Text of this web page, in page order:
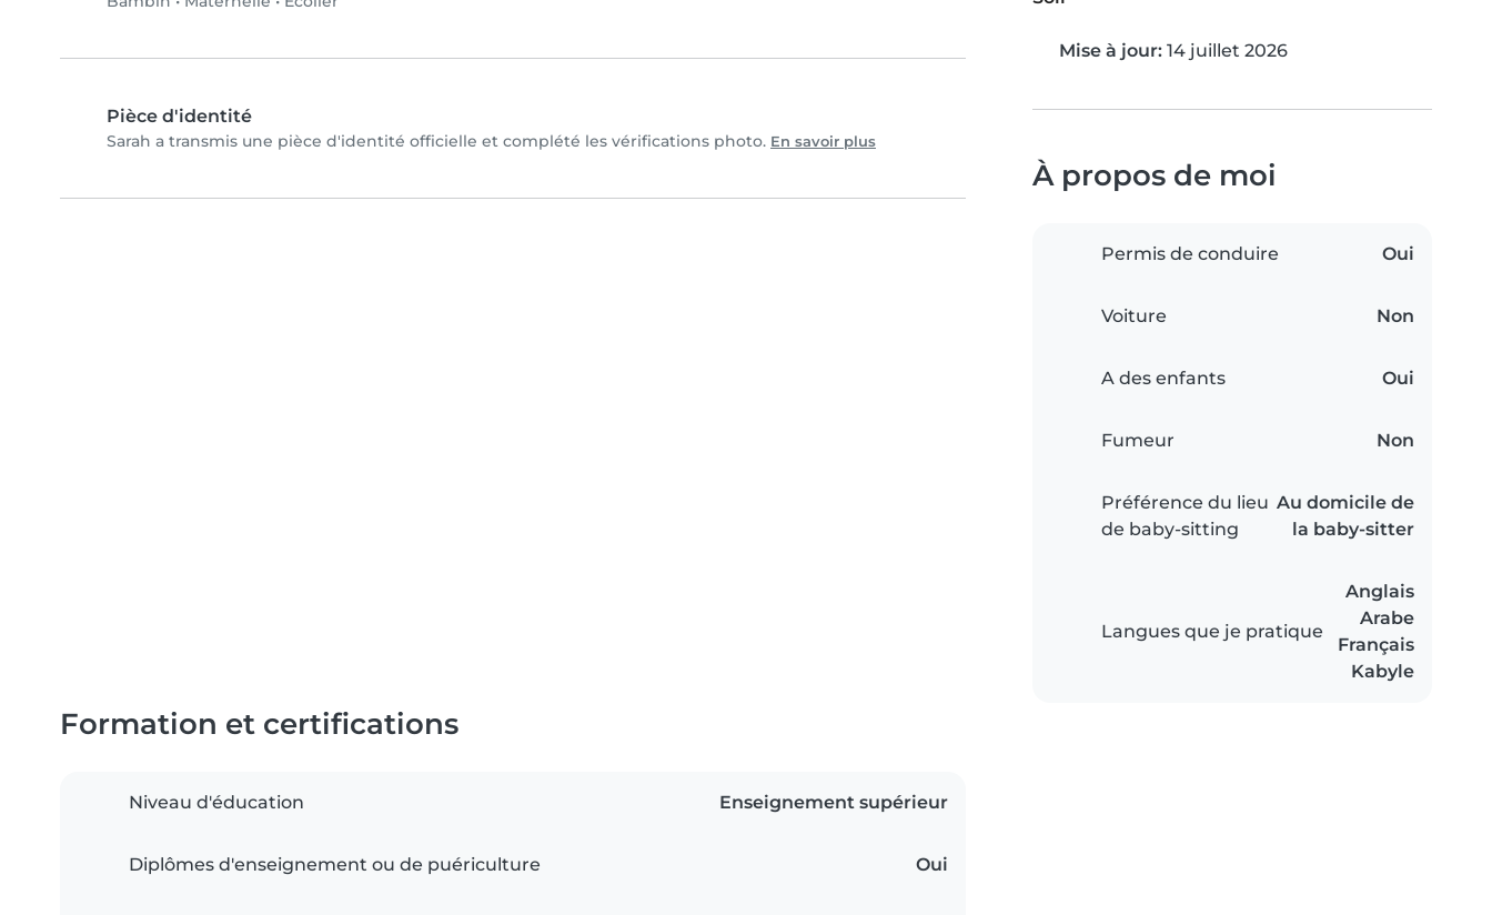
Pièce d'identité
Sarah a transmis une pièce d'identité officielle et complété les vérifications photo. En savoir plus
Mise à jour: 14 juillet 2026
À propos de moi
Permis de conduire Oui
Voiture Non
A des enfants Oui
Fumeur Non
Préférence du lieu
de baby-sitting
Au domicile de
la baby-sitter
Langues que je pratique
Anglais
Arabe
Français
Kabyle
Formation et certifications
Niveau d'éducation Enseignement supérieur
Diplômes d'enseignement ou de puériculture Oui